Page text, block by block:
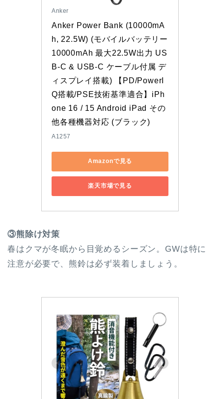
Anker
Anker Power Bank (10000mA
h, 22.5W) (モバイルバッテリー
10000mAh 最大22.5W出力 US
B-C & USB-C ケーブル付属 デ
ィスプレイ搭載) 【PD/PowerI
Q搭載/PSE技術基準適合】iPh
one 16 / 15 Android iPad その
他各種機器対応 (ブラック)
A1257
Amazonで見る
楽天市場で見る
③熊除け対策
春はクマが冬眠から目覚めるシーズン。GWは特に
注意が必要で、熊鈴は必ず装着しましょう。